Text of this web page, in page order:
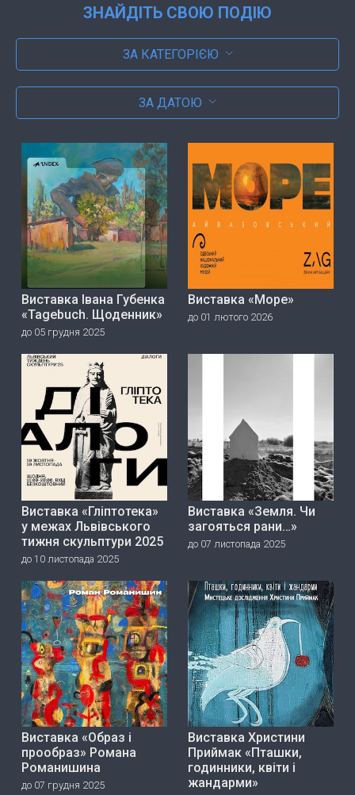
ЗНАЙДІТЬ СВОЮ ПОДІЮ
ЗА КАТЕГОРІЄЮ
ЗА ДАТОЮ
Виставка Івана Губенка
«Tagebuch. Щоденник»
до 05 грудня 2025
Виставка «Море»
до 01 лютого 2026
Виставка «Гліптотека»
у межах Львівського
тижня скульптури 2025
до 10 листопада 2025
Виставка «Земля. Чи
загояться рани…»
до 07 листопада 2025
Виставка «Образ і
прообраз» Романа
Романишина
до 07 грудня 2025
Виставка Христини
Приймак «Пташки,
годинники, квіти і
жандарми»